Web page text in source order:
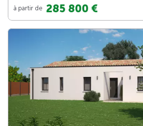
à partir de 285 800 €